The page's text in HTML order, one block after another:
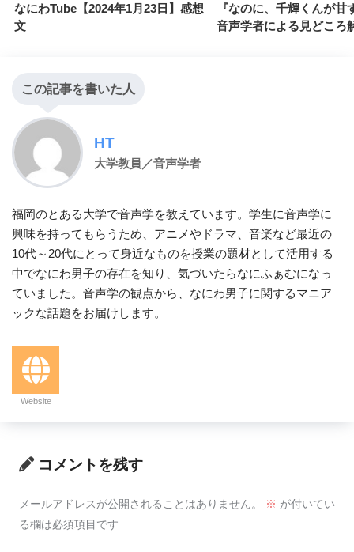
なにわTube【2024年1月23日】感想
文
『なのに、千輝くんが甘
音声学者による見どころ
この記事を書いた人
HT
大学教員／音声学者
福岡のとある大学で音声学を教えています。学生に音声学に
興味を持ってもらうため、アニメやドラマ、音楽など最近の
10代～20代にとって身近なものを授業の題材として活用する
中でなにわ男子の存在を知り、気づいたらなにふぁむになっ
ていました。音声学の観点から、なにわ男子に関するマニア
ックな話題をお届けします。
Website
コメントを残す
メールアドレスが公開されることはありません。 ※ が付いてい
る欄は必須項目です